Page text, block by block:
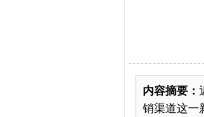
内容摘要：
销渠道这一